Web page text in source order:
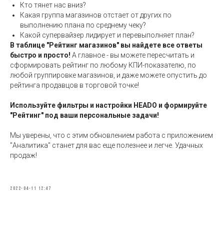
Кто тянет нас вниз?
Какая группа магазинов отстает от других по
выполнению плана по среднему чеку?
Какой супервайзер лидирует и перевыполняет план?
В таблице "Рейтинг магазинов" вы найдете все ответы
быстро и просто! А главное - вы можете пересчитать и
сформировать рейтинг по любому КПИ-показателю, по
любой группировке магазинов, и даже можете опустить до
рейтинга продавцов в торговой точке!
Используйте фильтры и настройки HEADO и формируйте
"Рейтинг" под ваши персональные задачи!
Мы уверены, что с этим обновлением работа с приложением
"Аналитика" станет для вас еще полезнее и легче. Удачных
продаж!
2022-04-11 12:47